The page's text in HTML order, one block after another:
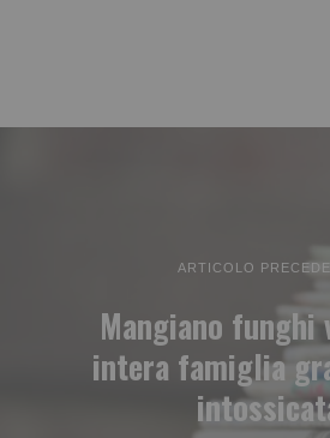
ARTICOLO
Mangiano funghi
intera famiglia